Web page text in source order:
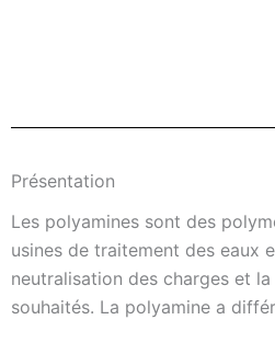
Présentation
Les polyamines sont des
usines de traitement des eaux
neutralisation des charges et
souhaités. La polyamine a